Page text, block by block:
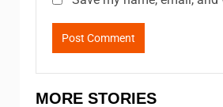
MORE STORIES